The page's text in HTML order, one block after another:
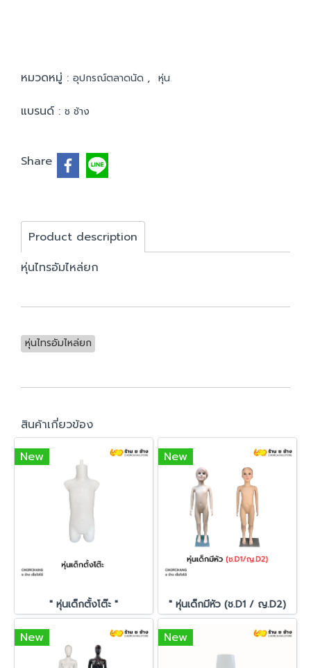
หมวดหมู่ : อุปกรณ์ตลาดนัด , หุ่น
แบรนด์ : ช ช้าง
Share
Product description
หุ่นไทรอัมไหล่ยก
หุ่นไทรอัมไหล่ยก
สินค้าเกี่ยวข้อง
New
" หุ่นเด็กตั้งโต๊ะ "
New
" หุ่นเด็กมีหัว (ช.D1 / ญ.D2)
New New